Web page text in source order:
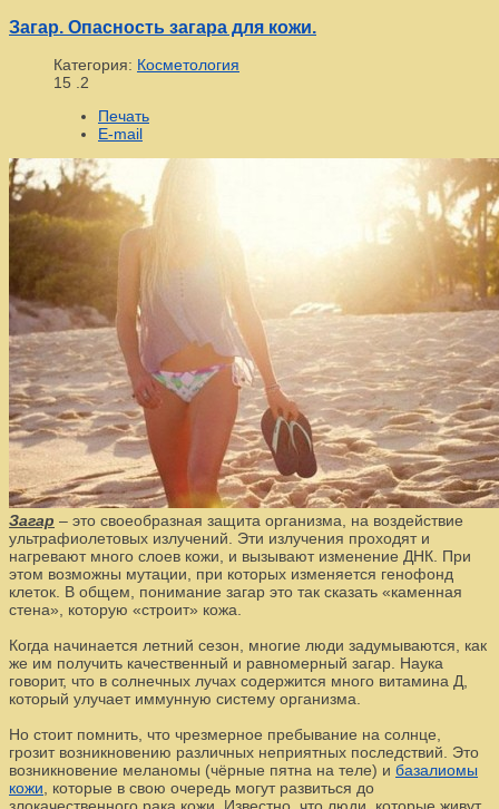
Загар. Опасность загара для кожи.
Категория: Косметология
15 .2
Печать
E-mail
Загар – это своеобразная защита организма, на воздействие
ультрафиолетовых излучений. Эти излучения проходят и
нагревают много слоев кожи, и вызывают изменение ДНК. При
этом возможны мутации, при которых изменяется генофонд
клеток. В общем, понимание загар это так сказать «каменная
стена», которую «строит» кожа.
Когда начинается летний сезон, многие люди задумываются, как
же им получить качественный и равномерный загар. Наука
говорит, что в солнечных лучах содержится много витамина Д,
который улучает иммунную систему организма.
Но стоит помнить, что чрезмерное пребывание на солнце,
грозит возникновению различных неприятных последствий. Это
возникновение меланомы (чёрные пятна на теле) и базалиомы
кожи, которые в свою очередь могут развиться до